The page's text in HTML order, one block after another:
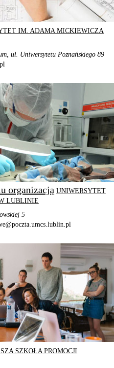
IM. ADAMA MICKIEWICZA
ul. Uniwersytetu Poznańskiego 89
organizacją UNIWERSYTET
LUBLINIE
5
SZKOŁA PROMOCJI